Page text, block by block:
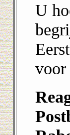
U
voor